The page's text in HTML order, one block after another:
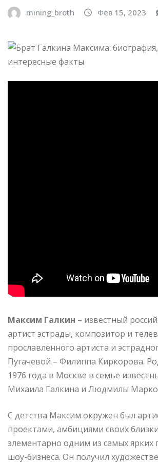
mining_broth Фев 15, 2023
Максим Галкин – известный
артист эстрады, композитор и
прославленного артиста и
Пугачевой – Филиппа Киркорова.
1976 года в Москве в семье
Михаила Галкина и Людмилы
С детства Максим окружен был
проектами, амбициями своих
элементарно одним из самых ярких
шоу-бизнеса. Он получил